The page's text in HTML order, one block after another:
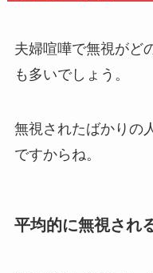
夫婦喧嘩で無視がど
も多いでしょう。
無視されたばかりの
ですからね。
平均的に無視され